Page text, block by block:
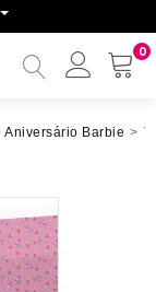
0
Minha
Aniversário Barbie >